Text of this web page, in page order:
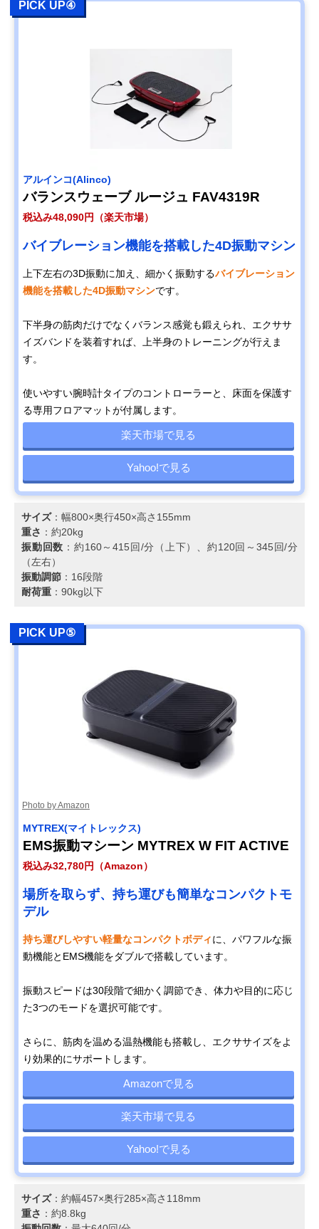
PICK UP④
アルインコ(Alinco)
バランスウェーブ ルージュ FAV4319R
税込み48,090円（楽天市場）
バイブレーション機能を搭載した4D振動マシン
上下左右の3D振動に加え、細かく振動するバイブレーション
機能を搭載した4D振動マシンです。
下半身の筋肉だけでなくバランス感覚も鍛えられ、エクササ
イズバンドを装着すれば、上半身のトレーニングが行えま
す。
使いやすい腕時計タイプのコントローラーと、床面を保護す
る専用フロアマットが付属します。
楽天市場で見る
Yahoo!で見る
サイズ：幅800×奥行450×高さ155mm
重さ ：約20kg
振動回数 ：約160～415回/分（上下）、約120回～345回/分
（左右）
振動調節 ：16段階
耐荷重 ：90kg以下
PICK UP⑤
Photo by Amazon
MYTREX(マイトレックス)
EMS振動マシーン MYTREX W FIT ACTIVE
税込み32,780円（Amazon）
場所を取らず、持ち運びも簡単なコンパクトモ
デル
持ち運びしやすい軽量なコンパクトボディに、パワフルな振
動機能とEMS機能をダブルで搭載しています。
振動スピードは30段階で細かく調節でき、体力や目的に応じ
た3つのモードを選択可能です。
さらに、筋肉を温める温熱機能も搭載し、エクササイズをよ
り効果的にサポートします。
Amazonで見る
楽天市場で見る
Yahoo!で見る
サイズ：約幅457×奥行285×高さ118mm
重さ ：約8.8kg